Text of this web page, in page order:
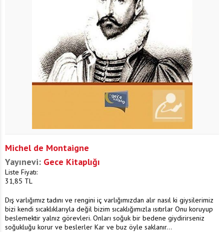
Michel de Montaigne
Yayınevi: Gece Kitaplığı
Liste Fiyatı:
31,85 TL
Dış varlığımız tadını ve rengini iç varlığımızdan alır nasıl ki giysilerimiz
bizi kendi sıcaklıklarıyla değil bizim sıcaklığımızla ısıtırlar Onu koruyup
beslemektir yalnız görevleri. Onları soğuk bir bedene giydirirseniz
soğukluğu korur ve beslerler Kar ve buz öyle saklanır...